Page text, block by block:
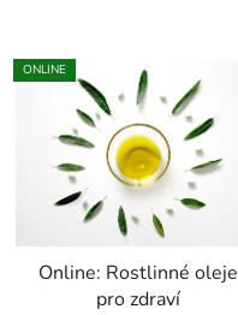
ONLINE
Online: Rostlinné oleje
pro zdraví